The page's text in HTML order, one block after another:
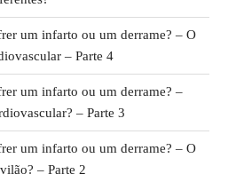
um infarto ou um derrame? – O
– Parte 4
um infarto ou um derrame? –
– Parte 3
um infarto ou um derrame? – O
– Parte 2